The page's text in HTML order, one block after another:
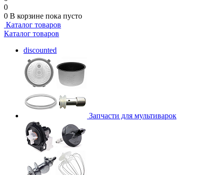
0
0 В корзине пока пусто
Каталог товаров
Каталог товаров
discounted
Запчасти для мультиварок